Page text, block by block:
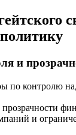
и
по контролю
и